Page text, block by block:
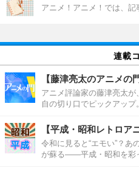
アニメ！アニメ！では、記
連載
【藤津亮太のアニメの
アニメ評論家の藤津亮太
自の切り口でピックアップ。
【平成・昭和レトロア
令和に見ると“エモい”？あ
が蘇る――平成・昭和を彩